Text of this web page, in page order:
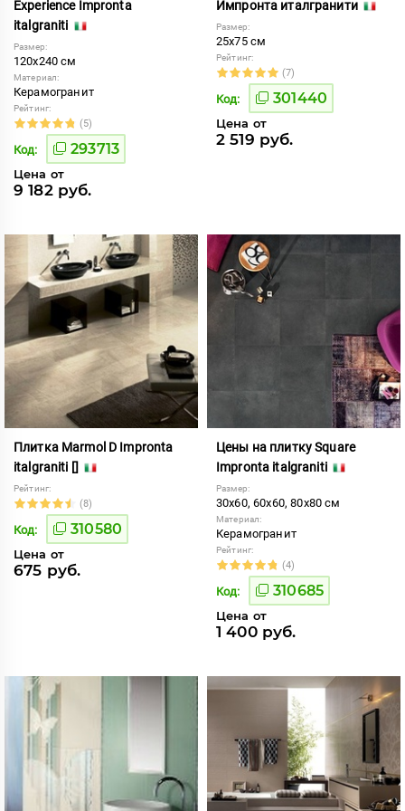
Experience Impronta
italgraniti
Размер:
120x240 см
Материал:
Керамогранит
Рейтинг:
(5)
Код: 293713
Цена от
9 182 руб.
Импронта италгранити
Размер:
25x75 см
Рейтинг:
(7)
Код: 301440
Цена от
2 519 руб.
Плитка Marmol D Impronta
italgraniti []
Рейтинг:
(8)
Код: 310580
Цена от
675 руб.
Цены на плитку Square
Impronta italgraniti
Размер:
30x60, 60x60, 80x80 см
Материал:
Керамогранит
Рейтинг:
(4)
Код: 310685
Цена от
1 400 руб.